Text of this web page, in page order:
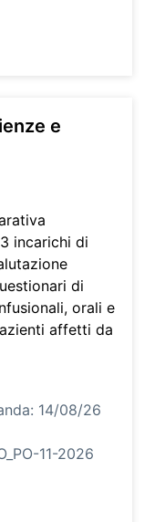
e
incarichi di
di
orali e
affetti da
14/08/26
11-2026